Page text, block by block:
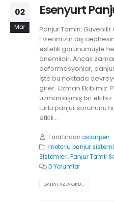
02
Mar
Esenyurt
Panjur Tamiri:
Evlerimizin dış
estetik görünümüyle
önemlidir. Ancak
deformasyonlar,
İşte bu noktada
girer. Uzman Ekibimiz:
uzmanlaşmış bir
türlü panjur sorununu
etkili...
Tarafından aslanpen
motorlu panjur
Sistemleri,Panjur Tamir
0 Yorumlar
DAHA FAZLA OKU...